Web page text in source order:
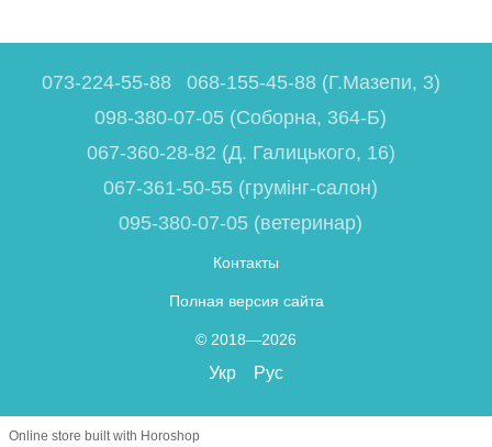
073-224-55-88
068-155-45-88 (Г.Мазепи, 3)
098-380-07-05 (Соборна, 364-Б)
067-360-28-82 (Д. Галицького, 16)
067-361-50-55 (грумінг-салон)
095-380-07-05 (ветеринар)
Контакты
Полная версия сайта
© 2018—2026
Укр Рус
Online store built with Horoshop